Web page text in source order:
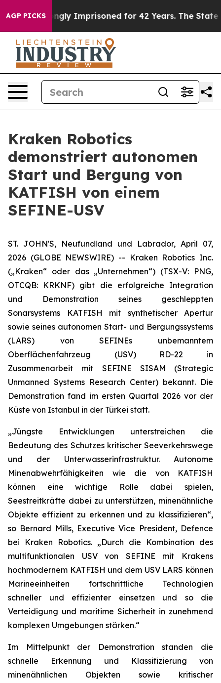
AGP PICKSImprisoned for 42 Years. The State Says No.
Kraken Robotics
demonstriert autonomen
Start und Bergung von
KATFISH von einem
SEFINE-USV
ST. JOHN'S, Neufundland und Labrador, April 07,
2026 (GLOBE NEWSWIRE) -- Kraken Robotics Inc.
(„Kraken“ oder das „Unternehmen“) (TSX-V: PNG,
OTCQB: KRKNF) gibt die erfolgreiche Integration
und Demonstration seines geschleppten
Sonarsystems KATFISH mit synthetischer Apertur
sowie seines autonomen Start- und Bergungssystems
(LARS) von SEFINEs unbemanntem
Oberflächenfahrzeug (USV) RD-22 in
Zusammenarbeit mit SEFINE SISAM (Strategic
Unmanned Systems Research Center) bekannt. Die
Demonstration fand im ersten Quartal 2026 vor der
Küste von Istanbul in der Türkei statt.
„Jüngste Entwicklungen unterstreichen die
Bedeutung des Schutzes kritischer Seeverkehrswege
und der Unterwasserinfrastruktur. Autonome
Minenabwehrfähigkeiten wie die von KATFISH
können eine wichtige Rolle dabei spielen,
Seestreitkräfte dabei zu unterstützen, minenähnliche
Objekte effizient zu erkennen und zu klassifizieren“,
so Bernard Mills, Executive Vice President, Defence
bei Kraken Robotics. „Durch die Kombination des
multifunktionalen USV von SEFINE mit Krakens
hochmodernem KATFISH und dem USV LARS können
Marineeinheiten fortschrittliche Technologien
schneller und effizienter einsetzen und so die
Verteidigung und maritime Sicherheit in zunehmend
komplexen Umgebungen stärken.“
Im Mittelpunkt der Demonstration standen die
schnelle Erkennung und Klassifizierung von
minenähnlichen Objekten sowie kritischer